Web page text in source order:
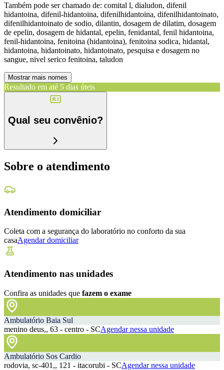
Também pode ser chamado de: comital l, dialudon, difenil
hidantoina, difenil-hidantoina, difenilhidantoina, difenilhidantoinato,
difenilhidantoinato de sodio, dilantin, dosagem de dilatim, dosagem
de epelin, dosagem de hidantal, epelin, fenidantal, fenil hidantoina,
fenil-hidantoina, fenitoina (hidantoina), fenitoina sodica, hidantal,
hidantoina, hidantoinato, hidantoinato, pesquisa e dosagem no
sangue, nivel serico fenitoina, taludon
Mostrar mais nomes
Resultado em até 5 dias úteis
Qual seu convênio?
Sobre o atendimento
Atendimento domiciliar
Coleta com a segurança do laboratório no conforto da sua
casaAgendar domiciliar
Atendimento nas unidades
Confira as unidades que fazem o exame
Ambulatório Baia Sul
menino deus,, 63 - centro - SCAgendar nessa unidade
Ambulatório Sos Cardio
rodovia, sc-401,, 121 - itacorubi - SCAgendar nessa unidade